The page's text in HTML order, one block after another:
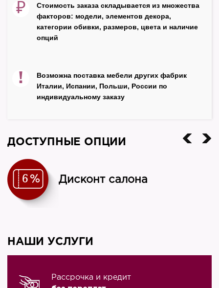
Польша
₽
Стоимость заказа складывается из множества
факторов: модели, элементов декора,
категории обивки, размеров, цвета и наличие
опций
!
Возможна поставка мебели других фабрик
Италии, Испании, Польши, России по
индивидуальному заказу
ДОСТУПНЫЕ ОПЦИИ
Дисконт салона
НАШИ УСЛУГИ
Рассрочка и кредит